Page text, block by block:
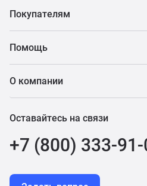
Покупателям
Помощь
О компании
Оставайтесь на связи
+7 (800) 333-